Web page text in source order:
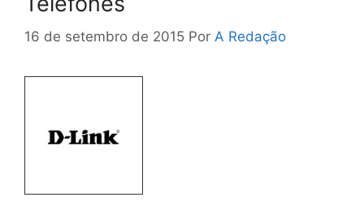
16 de setembro de 2015 Por A Redação